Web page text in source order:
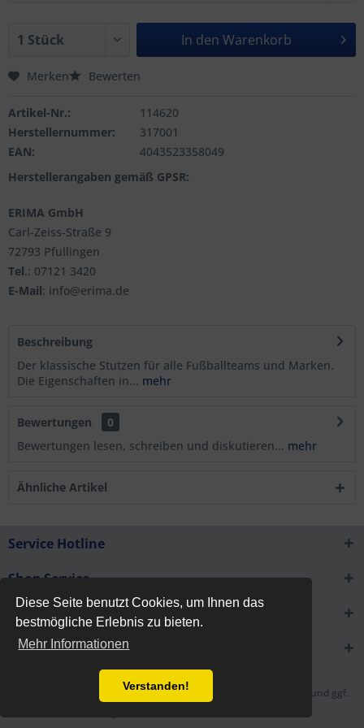
Diese Seite benutzt Cookies, um Ihnen das
bestmögliche Erlebnis zu bieten.
Mehr Informationen
Verstanden!
In den Warenkorb
Merken Bewerten
Artikel-Nr.:
114620
Herstellernummer:
317001
EAN:
4043523358049
Herstellerangaben gemäß GPSR:
ERIMA GmbH
Carl-Zeiss-Straße 9
72793 Pfullingen
Tel.: 07121 3420
E-Mail: info@erima.de
Beschreibung
Der klassische Stutzen für alle Fußballteams und Marken.
Die Eigenschaften in... mehr
Bewertungen
0
Bewertungen lesen, schreiben und diskutieren... mehr
Ähnliche Artikel
Service Hotline
Shop Service
Informationen
Newsletter
* Alle Preise inkl. gesetzl. Mehrwertsteuer zzgl.
und ggf.